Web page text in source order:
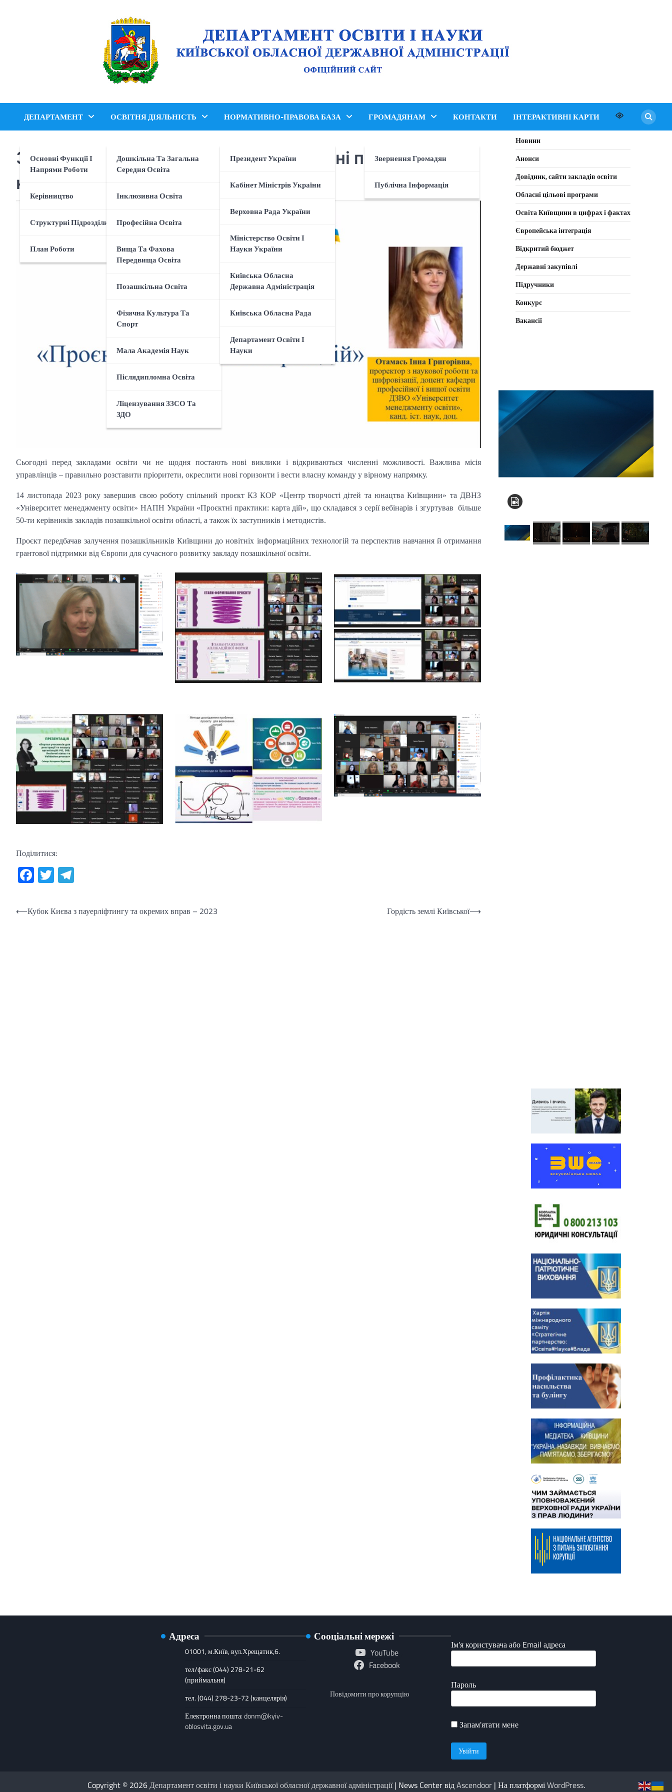
обласної державної
адміністрації
ДЕПАРТАМЕНТ
Основні Функції І
Напрями Роботи
Керівництво
Структурні Підрозділи
План Роботи
ОСВІТНЯ ДІЯЛЬНІСТЬ
Дошкільна Та Загальна
Середня Освіта
Інклюзивна Освіта
Професійна Освіта
Вища Та Фахова
Передвища Освіта
Позашкільна Освіта
Фізична Культура Та
Спорт
Мала Академія Наук
Післядипломна Освіта
Ліцензування ЗЗСО Та
ЗДО
НОРМАТИВНО-ПРАВОВА БАЗА
Президент України
Кабінет Міністрів України
Верховна Рада України
Міністерство Освіти І
Науки України
Київська Обласна
Державна Адміністрація
Київська Обласна Рада
Департамент Освіти І
Науки
ГРОМАДЯНАМ
Звернення Громадян
Публічна Інформація
КОНТАКТИ ІНТЕРАКТИВНІ КАРТИ
Завершилася серія вебінарів «Проєктні практики:
карта дій»
Сьогодні перед закладами освіти чи не щодня постають нові виклики і відкриваються численні можливості. Важлива місія
управлінців – правильно розставити пріоритети, окреслити нові горизонти і вести власну команду у вірному напрямку.
14 листопада 2023 року завершив свою роботу спільний проєкт КЗ КОР «Центр творчості дітей та юнацтва Київщини» та ДВНЗ
«Університет менеджменту освіти» НАПН України «Проєктні практики: карта дій», що складався з серії вебінарів і згуртував більше
50-ти керівників закладів позашкільної освіти області, а також їх заступників і методистів.
Проєкт передбачав залучення позашкільників Київщини до новітніх інформаційних технологій та перспектив навчання й отримання
грантової підтримки від Європи для сучасного розвитку закладу позашкільної освіти.
Поділитися:
Facebook
Twitter
Навігація
⟵Кубок Києва з пауерліфтингу та окремих вправ – 2023 Гордість землі Київської⟶
Новини
Анонси
Довідник, сайти закладів освіти
Обласні цільові програми
Освіта Київщини в цифрах і фактах
Європейська інтеграція
Відкритий бюджет
Державні закупівлі
Підручники
Конкурс
Вакансії
Адреса
01001, м.Київ, вул.Хрещатик,6.
тел/факс (044) 278-21-62
(приймальня)
тел. (044) 278-23-72 (канцелярія)
Електронна пошта:donm@kyiv-
oblosvita.gov.ua
Сооціальні мережі
YouTube
Facebook
Повідомити про корупцію
Ім'я користувача або Email адреса
Пароль
Запам'ятати мене
Copyright © 2026Департамент освіти і науки Київської обласної державної адміністрації| News Center відAscendoor| На платформіWordPress.